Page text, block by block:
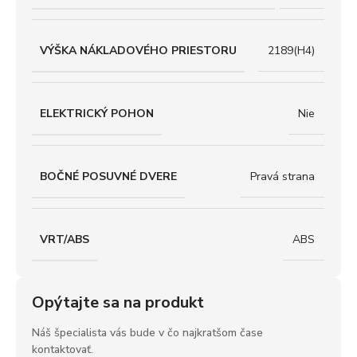
VÝŠKA NÁKLADOVÉHO PRIESTORU 2189(H4)
ELEKTRICKÝ POHON Nie
BOČNÉ POSUVNÉ DVERE Pravá strana
VRT/ABS ABS
Opýtajte sa na produkt
Náš špecialista vás bude v čo najkratšom čase
kontaktovať.